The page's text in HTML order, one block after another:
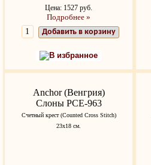
Цена: 1527 руб.
Подробнее »
Добавить в корзину
В избранное
Anchor (Венгрия)
Слоны PCE-963
Счетный крест (Counted Cross Stitch)
23х18 см.